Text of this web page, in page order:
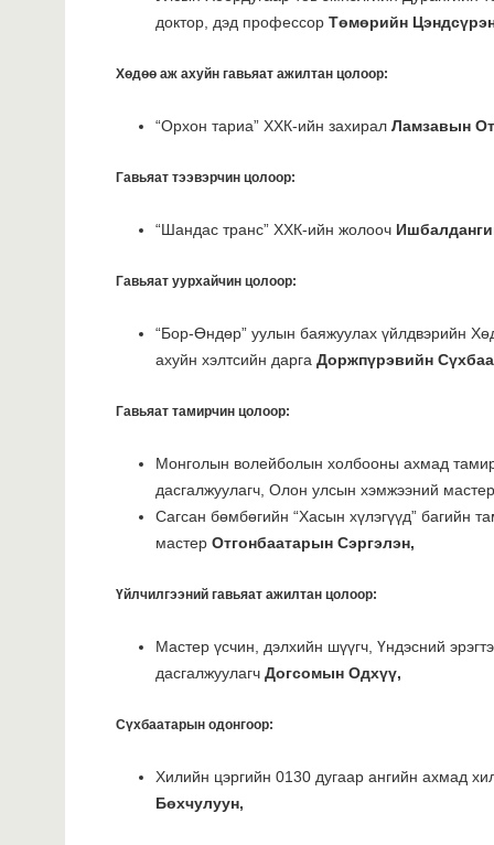
доктор, дэд профессор Төмөрийн
Хөдөө аж ахуйн гавьяат ажилтан цолоор:
“Орхон тариа” ХХК-ийн захирал Ламзавын
Гавьяат тээвэрчин цолоор:
“Шандас транс” ХХК-ийн жолооч
Гавьяат уурхайчин цолоор:
“Бор-Өндөр” уулын баяжуулах үйлдвэрийн
ахуйн хэлтсийн дарга Доржпүрэвийн
Гавьяат тамирчин цолоор:
Монголын волейболын холбооны ахмад
дасгалжуулагч, Олон улсын хэмжээний
Сагсан бөмбөгийн “Хасын хүлэгүүд” багийн
мастер Отгонбаатарын Сэргэлэн,
Үйлчилгээний гавьяат ажилтан цолоор:
Мастер үсчин, дэлхийн шүүгч, Үндэсний
дасгалжуулагч Догсомын Одхүү,
Сүхбаатарын одонгоор:
Хилийн цэргийн 0130 дугаар ангийн ахмад
Бөхчулуун,